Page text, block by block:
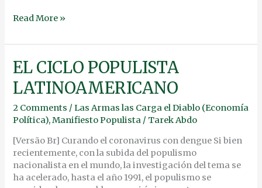
Read More »
EL CICLO POPULISTA
LATINOAMERICANO
2 Comments /Las Armas las Carga el Diablo (Economía
Política),Manifiesto Populista / Tarek Abdo
[Versão Br] Curando el coronavirus con dengue Si bien
recientemente, con la subida del populismo
nacionalista en el mundo, la investigación del tema se
ha acelerado, hasta el año 1991, el populismo se
EL
CICLO
POPULISTA